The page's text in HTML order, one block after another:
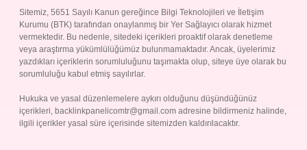
Sitemiz, 5651 Sayılı Kanun gereğince Bilgi Teknolojileri ve İletişim
Kurumu (BTK) tarafından onaylanmış bir Yer Sağlayıcı olarak hizmet
vermektedir. Bu nedenle, sitedeki içerikleri proaktif olarak denetleme
veya araştırma yükümlülüğümüz bulunmamaktadır. Ancak, üyelerimiz
yazdıkları içeriklerin sorumluluğunu taşımakta olup, siteye üye olarak bu
sorumluluğu kabul etmiş sayılırlar.
Hukuka ve yasal düzenlemelere aykırı olduğunu düşündüğünüz
içerikleri, backlinkpanelicomtr@gmail.com adresine bildirmeniz halinde,
ilgili içerikler yasal süre içerisinde sitemizden kaldırılacaktır.